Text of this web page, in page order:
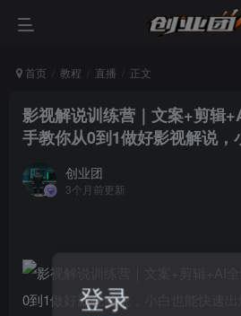
首页 教程 直播 正文
影视解说训练营｜文案+剪辑
手教你从0到1做好影视解说，
创业团
3个月前更新
登录